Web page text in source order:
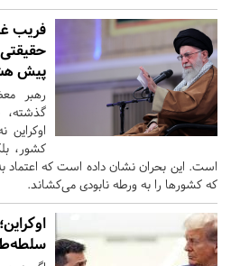
فریب
پیش
رهبر
گذشته،
اوکراین
کشور،
است. این بحران نشان داده است که اعتماد
که کشورها را به ورطه نابودی می‌کشاند.